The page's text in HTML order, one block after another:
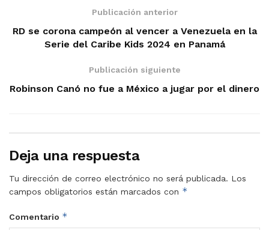
Publicación anterior
RD se corona campeón al vencer a Venezuela en la
Serie del Caribe Kids 2024 en Panamá
Publicación siguiente
Robinson Canó no fue a México a jugar por el dinero
Deja una respuesta
Tu dirección de correo electrónico no será publicada. Los
campos obligatorios están marcados con *
Comentario *